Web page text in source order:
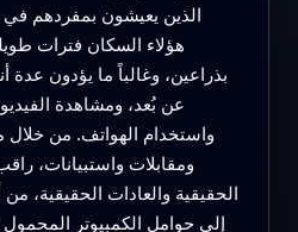
الذين يعيشون بمفردهم
هؤلاء السكان فترات
بذراعين، وغالباً ما يؤدون
عن بُعد، ومشاهدة
واستخدام الهواتف. من خلال
ومقابلات واستبيانات،
الحقيقية والعادات الحقيقية،
إلى حوامل الكمبيوتر المحمول